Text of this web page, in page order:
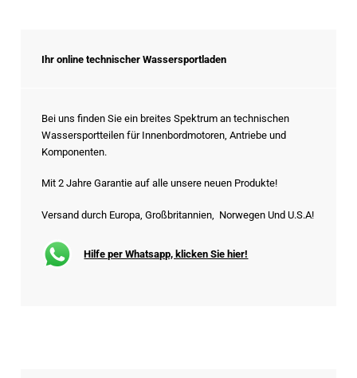
Ihr online technischer Wassersportladen
Bei uns finden Sie ein breites Spektrum an technischen
Wassersportteilen für Innenbordmotoren, Antriebe und
Komponenten.
Mit 2 Jahre Garantie auf alle unsere neuen Produkte!
Versand durch Europa, Großbritannien, Norwegen Und U.S.A!
Hilfe per Whatsapp, klicken Sie hier!